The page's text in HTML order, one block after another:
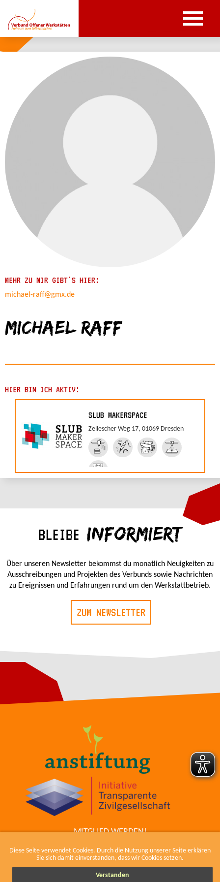
Diese Seite verwendet Cookies. Durch die Nutzung unserer Seite erklären
Sie sich damit einverstanden, dass wir Cookies setzen.
Verstanden
MEHR ZU MIR GIBT'S HIER:
michael-raff@gmx.de
Michael Raff
HIER BIN ICH AKTIV:
SLUB MAKERSPACE
Zellescher Weg 17, 01069 Dresden
BLEIBE INFORMIERT
Über unseren Newsletter bekommst du monatlich Neuigkeiten zu
Ausschreibungen und Projekten des Verbunds sowie Nachrichten
zu Ereignissen und Erfahrungen rund um den Werkstattbetrieb.
ZUM NEWSLETTER
MITGLIED WERDEN!
KONTAKT
IMPRESSUM, KODEX UND DATENSCHUTZ